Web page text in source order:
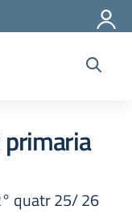
primaria
quatr 25/ 26